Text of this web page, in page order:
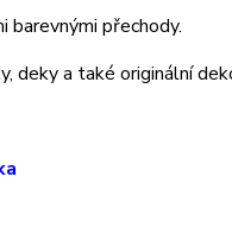
barevnými přechody.
deky a také originální